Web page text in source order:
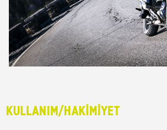
KULLANIM/HAKİMİYET